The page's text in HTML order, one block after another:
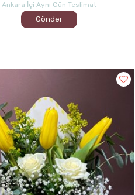
Ankara İçi Aynı Gün Teslimat
Gönder